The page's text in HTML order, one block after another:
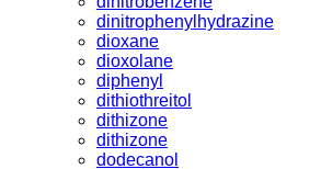
dinitrophenylhydrazine
dioxane
dioxolane
diphenyl
dithiothreitol
dithizone
dithizone
dodecanol